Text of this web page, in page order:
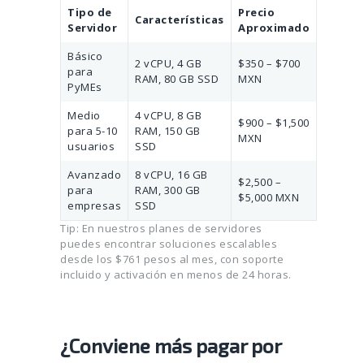
Tipo de
Servidor
Características
Precio
Aproximado
Básico
para
PyMEs
2 vCPU, 4 GB
RAM, 80 GB SSD
$350 – $700
MXN
Medio
para 5-10
usuarios
4 vCPU, 8 GB
RAM, 150 GB
SSD
$900 – $1,500
MXN
Avanzado
para
empresas
8 vCPU, 16 GB
RAM, 300 GB
SSD
$2,500 –
$5,000 MXN
Tip: En nuestros planes de servidores
puedes encontrar soluciones escalables
desde los $761 pesos al mes, con soporte
incluido y activación en menos de 24 horas.
¿Conviene más pagar por